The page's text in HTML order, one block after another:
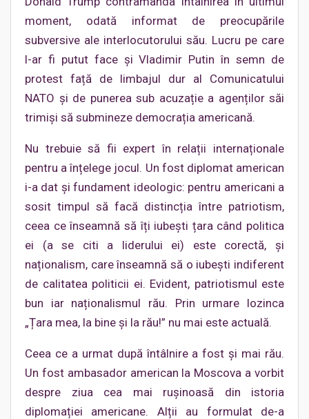
moment, odată informat de preocupările
subversive ale interlocutorului său. Lucru pe care
l-ar fi putut face și Vladimir Putin în semn de
protest față de limbajul dur al Comunicatului
NATO și de punerea sub acuzație a agenților săi
trimiși să submineze democrația americană.
Nu trebuie să fii expert în relații internaționale
pentru a înțelege jocul. Un fost diplomat american
i-a dat și fundament ideologic: pentru americani a
sosit timpul să facă distincția între patriotism,
ceea ce înseamnă să îți iubești țara când politica
ei (a se citi a liderului ei) este corectă, și
naționalism, care înseamnă să o iubești indiferent
de calitatea politicii ei. Evident, patriotismul este
bun iar naționalismul rău. Prin urmare lozinca
„Țara mea, la bine și la rău!” nu mai este actuală.
Ceea ce a urmat după întâlnire a fost și mai rău.
Un fost ambasador american la Moscova a vorbit
despre ziua cea mai rușinoasă din istoria
diplomației americane. Alții au formulat de-a